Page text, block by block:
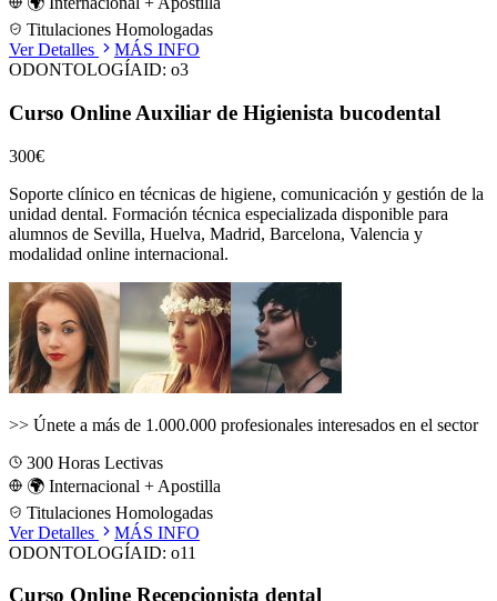
Titulaciones Homologadas
Ver Detalles
MÁS INFO
ODONTOLOGÍAID: o3
Curso Online Auxiliar de Higienista bucodental
300€
Soporte clínico en técnicas de higiene, comunicación y gestión de la
unidad dental. Formación técnica especializada disponible para
alumnos de Sevilla, Huelva, Madrid, Barcelona, Valencia y
modalidad online internacional.
>> Únete a más de 1.000.000 profesionales interesados en el sector
300 Horas Lectivas
🌍 Internacional + Apostilla
Titulaciones Homologadas
Ver Detalles
MÁS INFO
ODONTOLOGÍAID: o11
Curso Online Recepcionista dental